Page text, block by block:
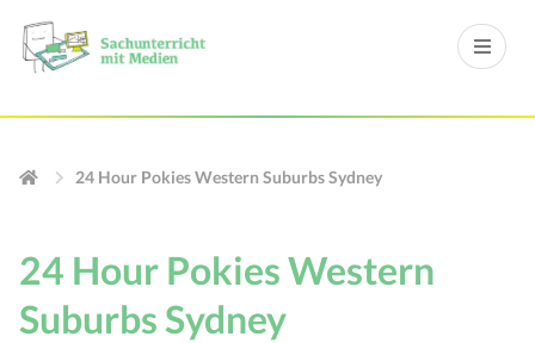
24 Hour Pokies Western Suburbs Sydney
24 Hour Pokies Western
Suburbs Sydney